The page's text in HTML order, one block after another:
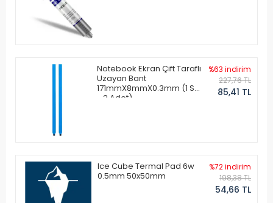
Notebook Ekran Çift Taraflı
Uzayan Bant
171mmX8mmX0.3mm (1 Set
- 2 Adet)
%63 indirim
227,76 TL
85,41 TL
Ice Cube Termal Pad 6w
0.5mm 50x50mm
%72 indirim
198,38 TL
54,66 TL